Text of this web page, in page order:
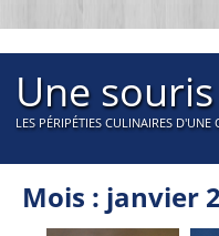
Une
LES PÉRIPÉTIES CULINAIRES D'UNE
Mois : janvier